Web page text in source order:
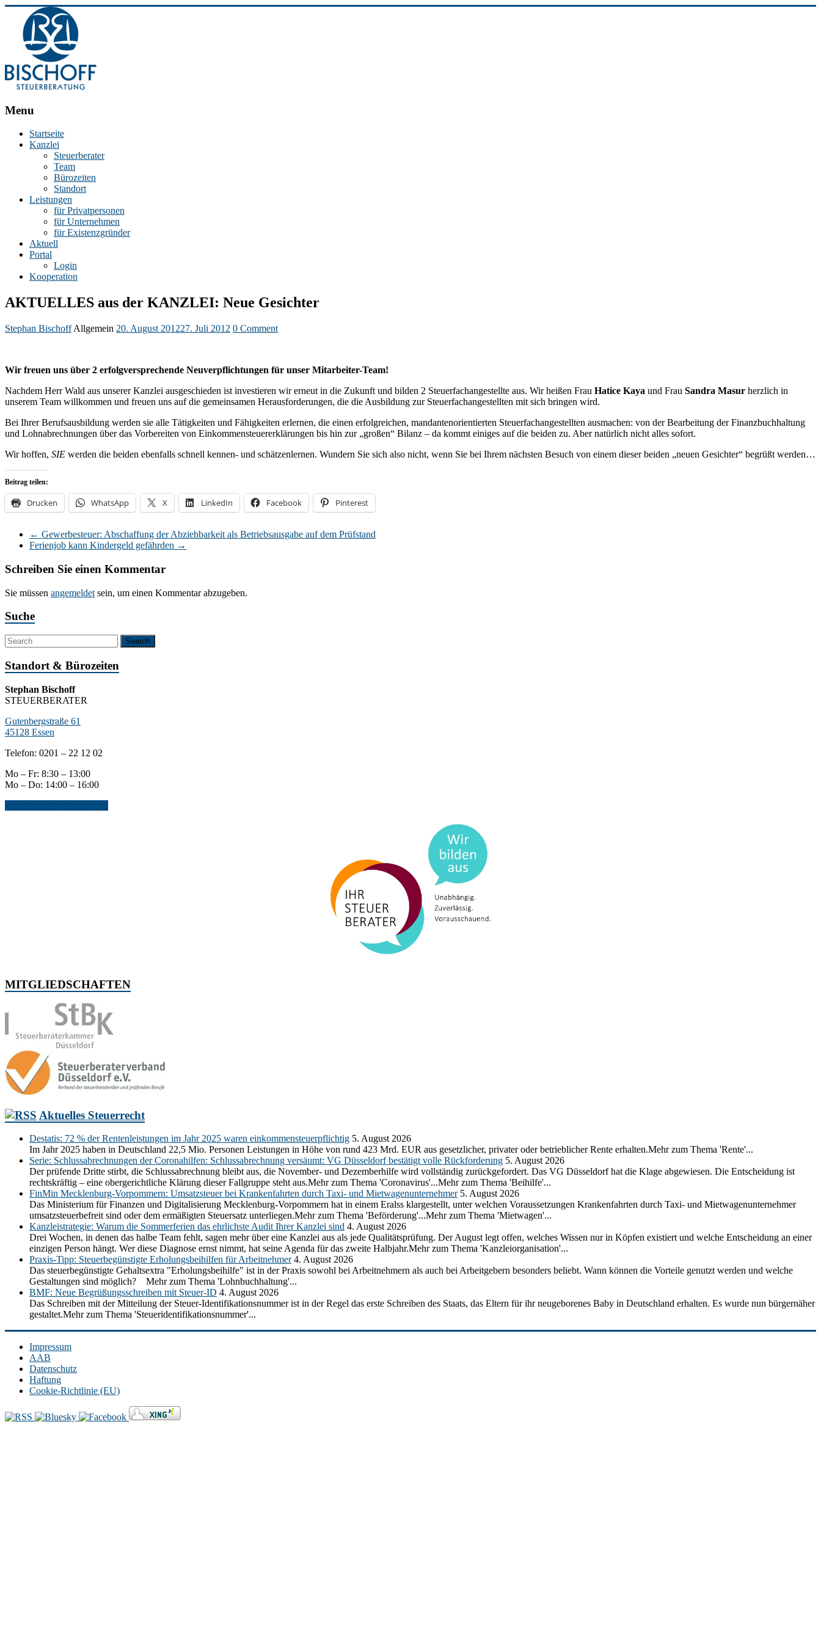
BISCHOFF
Stephan
Steuerberater
Essen
Menu
Startseite
Kanzlei
Steuerberater
Team
Bürozeiten
Standort
Leistungen
für Privatpersonen
für Unternehmen
für Existenzgründer
Aktuell
Portal
Login
Kooperation
AKTUELLES aus der KANZLEI: Neue Gesichter
Stephan Bischoff Allgemein 20. August 201227. Juli 2012 0 Comment
Wir freuen uns über 2 erfolgversprechende Neuverpflichtungen für unser Mitarbeiter-Team!
Nachdem Herr Wald aus unserer Kanzlei ausgeschieden ist investieren wir erneut in die Zukunft und bilden 2 Steuerfachangestellte aus. Wir heißen Frau Hatice Kaya und Frau Sandra Masur herzlich in
unserem Team willkommen und freuen uns auf die gemeinsamen Herausforderungen, die die Ausbildung zur Steuerfachangestellten mit sich bringen wird.
Bei Ihrer Berufsausbildung werden sie alle Tätigkeiten und Fähigkeiten erlernen, die einen erfolgreichen, mandantenorientierten Steuerfachangestellten ausmachen: von der Bearbeitung der Finanzbuchhaltung
und Lohnabrechnungen über das Vorbereiten von Einkommensteuererklärungen bis hin zur „großen“ Bilanz – da kommt einiges auf die beiden zu. Aber natürlich nicht alles sofort.
Wir hoffen, SIE werden die beiden ebenfalls schnell kennen- und schätzenlernen. Wundern Sie sich also nicht, wenn Sie bei Ihrem nächsten Besuch von einem dieser beiden „neuen Gesichter“ begrüßt werden…
Beitrag teilen:
Drucken WhatsApp X LinkedIn Facebook Pinterest
← Gewerbesteuer: Abschaffung der Abziehbarkeit als Betriebsausgabe auf dem Prüfstand
Ferienjob kann Kindergeld gefährden →
Schreiben Sie einen Kommentar
Sie müssen angemeldet sein, um einen Kommentar abzugeben.
Suche
Standort & Bürozeiten
Stephan Bischoff
STEUERBERATER
Gutenbergstraße 61
45128 Essen
Telefon: 0201 – 22 12 02
Mo – Fr: 8:30 – 13:00
Mo – Do: 14:00 – 16:00
MITGLIEDSCHAFTEN
Aktuelles Steuerrecht
Destatis: 72 % der Rentenleistungen im Jahr 2025 waren einkommensteuerpflichtig 5. August 2026
Im Jahr 2025 haben in Deutschland 22,5 Mio. Personen Leistungen in Höhe von rund 423 Mrd. EUR aus gesetzlicher, privater oder betrieblicher Rente erhalten.Mehr zum Thema 'Rente'...
Serie: Schlussabrechnungen der Coronahilfen: Schlussabrechnung versäumt: VG Düsseldorf bestätigt volle Rückforderung 5. August 2026
Der prüfende Dritte stirbt, die Schlussabrechnung bleibt aus, die November- und Dezemberhilfe wird vollständig zurückgefordert. Das VG Düsseldorf hat die Klage abgewiesen. Die Entscheidung ist
rechtskräftig – eine obergerichtliche Klärung dieser Fallgruppe steht aus.Mehr zum Thema 'Coronavirus'...Mehr zum Thema 'Beihilfe'...
FinMin Mecklenburg-Vorpommern: Umsatzsteuer bei Krankenfahrten durch Taxi- und Mietwagenunternehmer 5. August 2026
Das Ministerium für Finanzen und Digitalisierung Mecklenburg-Vorpommern hat in einem Eralss klargestellt, unter welchen Voraussetzungen Krankenfahrten durch Taxi- und Mietwagenunternehmer
umsatzsteuerbefreit sind oder dem ermäßigten Steuersatz unterliegen.Mehr zum Thema 'Beförderung'...Mehr zum Thema 'Mietwagen'...
Kanzleistrategie: Warum die Sommerferien das ehrlichste Audit Ihrer Kanzlei sind 4. August 2026
Drei Wochen, in denen das halbe Team fehlt, sagen mehr über eine Kanzlei aus als jede Qualitätsprüfung. Der August legt offen, welches Wissen nur in Köpfen existiert und welche Entscheidung an einer
einzigen Person hängt. Wer diese Diagnose ernst nimmt, hat seine Agenda für das zweite Halbjahr.Mehr zum Thema 'Kanzleiorganisation'...
Praxis-Tipp: Steuerbegünstigte Erholungsbeihilfen für Arbeitnehmer 4. August 2026
Das steuerbegünstigte Gehaltsextra "Erholungsbeihilfe" ist in der Praxis sowohl bei Arbeitnehmern als auch bei Arbeitgebern besonders beliebt. Wann können die Vorteile genutzt werden und welche
Gestaltungen sind möglich? Mehr zum Thema 'Lohnbuchhaltung'...
BMF: Neue Begrüßungsschreiben mit Steuer-ID 4. August 2026
Das Schreiben mit der Mitteilung der Steuer-Identifikationsnummer ist in der Regel das erste Schreiben des Staats, das Eltern für ihr neugeborenes Baby in Deutschland erhalten. Es wurde nun bürgernäher
gestaltet.Mehr zum Thema 'Steueridentifikationsnummer'...
Impressum
AAB
Datenschutz
Haftung
Cookie-Richtlinie (EU)